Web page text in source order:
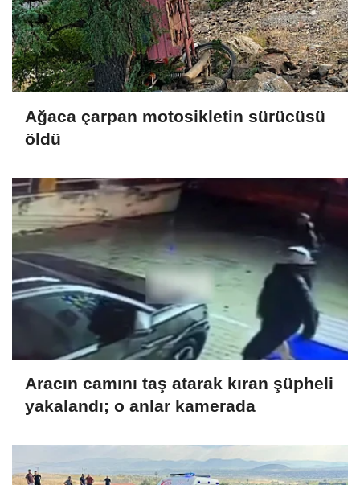
Ağaca çarpan motosikletin sürücüsü
öldü
Aracın camını taş atarak kıran şüpheli
yakalandı; o anlar kamerada